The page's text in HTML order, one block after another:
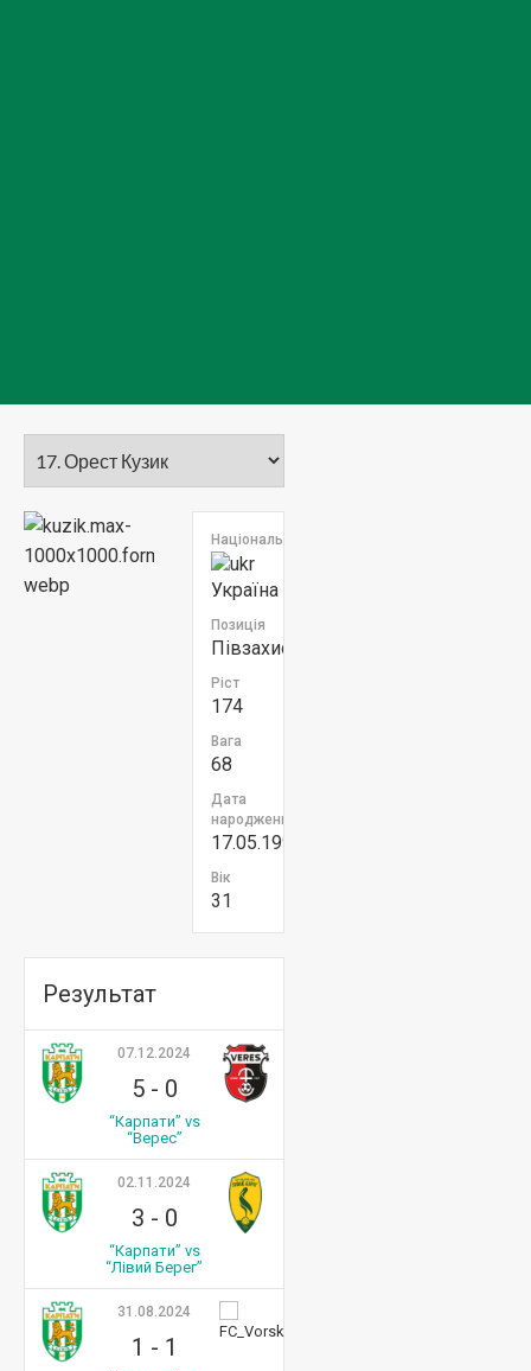
Національність
Україна
Позиція
Півзахисник
Ріст
174
Вага
68
Дата
народження
17.05.1995
Вік
31
Результат
07.12.2024
5- 0
“Карпати” vs
“Верес”
02.11.2024
3 - 0
“Карпати” vs
“Лівий Берег”
31.08.2024
1 - 1